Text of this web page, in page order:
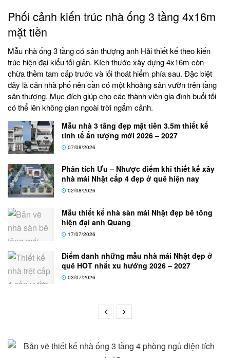
Phối cảnh kiến trúc nhà ống 3 tầng 4x16m
mặt tiền
Mẫu nhà ống 3 tầng có sân thượng anh Hải thiết kế theo kiến
trúc hiện đại kiểu tối giản. Kích thước xây dựng 4x16m còn
chừa thềm tam cấp trước và lối thoát hiểm phía sau. Đặc biệt
đây là căn nhà phố nên cần có một khoảng sân vườn trên tầng
sân thượng. Mục đích giúp cho các thành viên gia đình buổi tối
có thể lên không gian ngoài trời ngắm cảnh.
Mẫu nhà 3 tầng đẹp mặt tiền 3.5m thiết kế
tinh tế ấn tượng mới 2026 – 2027
07/08/2026
Phân tích Ưu – Nhược điểm khi thiết kế xây
nhà mái Nhật cấp 4 đẹp ở quê hiện nay
02/08/2026
Mẫu thiết kế nhà sàn mái Nhật đẹp bê tông
hiện đại anh Quang
17/07/2026
Điểm danh những mẫu nhà mái Nhật đẹp ở
quê HOT nhất xu hướng 2026 – 2027
03/07/2026